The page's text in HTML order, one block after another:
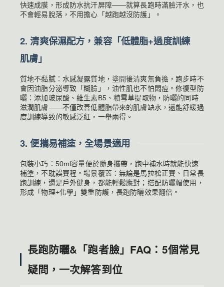
快速成膜，形成防水抗汗屏障——就算長跑時滿臉汗水，也
不會輕易脫落，不用擔心「越跑越沒防護」。
2. 清爽保濕配方，兼容「低體脂+過度訓練
肌膚」
質地不黏膩：水感凝露質地，塗開後清爽無負擔，跑步時不
會因油脂分泌導致「糊臉」，油性肌也不怕悶痘。修復型防
曬：添加玻尿酸、維生素B5、積雪草提取物，防曬的同時
滋潤肌膚——不僅改善低體脂帶來的肌膚缺水，還能舒緩過
度訓練導致的敏感泛紅，一舉兩得。
3. 便攜易補塗，全場景適用
包裝小巧：50ml容量便於隨身攜帶，跑中補水時就能快速
補塗，不耽誤賽程。場景覆蓋：無論是馬拉松正賽、日常長
跑訓練，還是戶外健身，都能輕鬆應對；搭配防曬帽使用，
形成「物理+化學」雙重防護，長跑防曬效果翻倍。
長跑防曬&「跑者臉」FAQ：5個常見
疑問，一次解答到位